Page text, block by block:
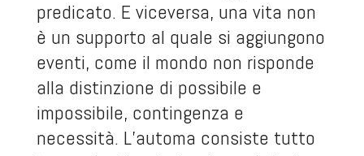
predicato. E viceversa, una vita non
è un supporto al quale si aggiungono
eventi, come il mondo non risponde
alla distinzione di possibile e
impossibile, contingenza e
necessità. L’automa consiste tutto